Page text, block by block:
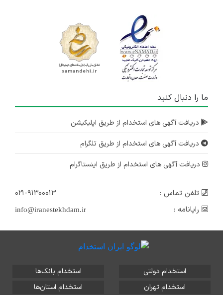
ما را دنبال کنید
دریافت آگهی های استخدام از طریق اپلیکیشن
دریافت آگهی های استخدام از طریق تلگرام
دریافت آگهی های استخدام از طریق اینستاگرام
تلفن تماس :
۰۲۱-۹۱۳۰۰۰۱۳
رایانامه :
info@iranestekhdam.ir
استخدام دولتی
استخدام بانک‌ها
استخدام تهران
استخدام استان‌ها